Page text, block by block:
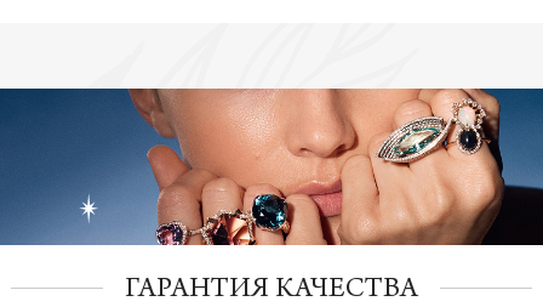
ГАРАНТИЯ КАЧЕСТВА